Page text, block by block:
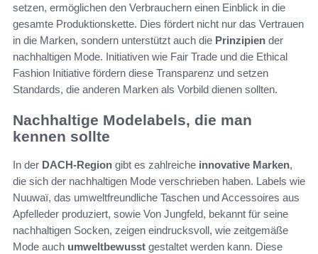
setzen, ermöglichen den Verbrauchern einen Einblick in die
gesamte Produktionskette. Dies fördert nicht nur das Vertrauen
in die Marken, sondern unterstützt auch die Prinzipien der
nachhaltigen Mode. Initiativen wie Fair Trade und die Ethical
Fashion Initiative fördern diese Transparenz und setzen
Standards, die anderen Marken als Vorbild dienen sollten.
Nachhaltige Modelabels, die man
kennen sollte
In der DACH-Region gibt es zahlreiche innovative Marken,
die sich der nachhaltigen Mode verschrieben haben. Labels wie
Nuuwaï, das umweltfreundliche Taschen und Accessoires aus
Apfelleder produziert, sowie Von Jungfeld, bekannt für seine
nachhaltigen Socken, zeigen eindrucksvoll, wie zeitgemäße
Mode auch umweltbewusst gestaltet werden kann. Diese